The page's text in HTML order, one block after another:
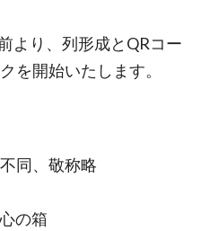
より、列形成とQRコー
を開始いたします。
同、敬称略
の箱